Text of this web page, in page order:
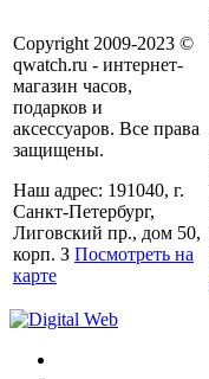
Copyright 2009-2023 ©
qwatch.ru - интернет-
магазин часов,
подарков и
аксессуаров. Все права
защищены.
Наш адрес: 191040, г.
Санкт-Петербург,
Лиговский пр., дом 50,
корп. З Посмотреть на
карте